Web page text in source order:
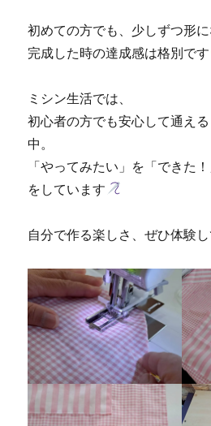
預
り
し
ま
し
☆
九
市
シ
ン
修
理・
販
売
専
店
初めての方でも、少しずつ形
完成した時の達成感は格別です
ミシン生活では、
初心者の方でも安心して通え
中。
「やってみたい」を「できた
をしています
自分で作る楽しさ、ぜひ体験